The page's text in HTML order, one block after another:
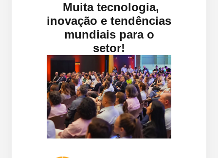
Muita tecnologia,
inovação e tendências
mundiais para o
setor!